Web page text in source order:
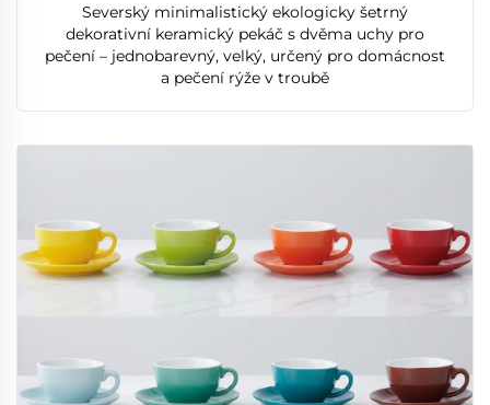
Severský minimalistický ekologicky šetrný
dekorativní keramický pekáč s dvěma uchy pro
pečení – jednobarevný, velký, určený pro domácnost
a pečení rýže v troubě